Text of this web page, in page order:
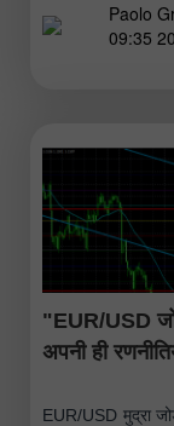
Paolo
09:35
"EUR/USD
अपनी ही
EUR/USD मुद्रा